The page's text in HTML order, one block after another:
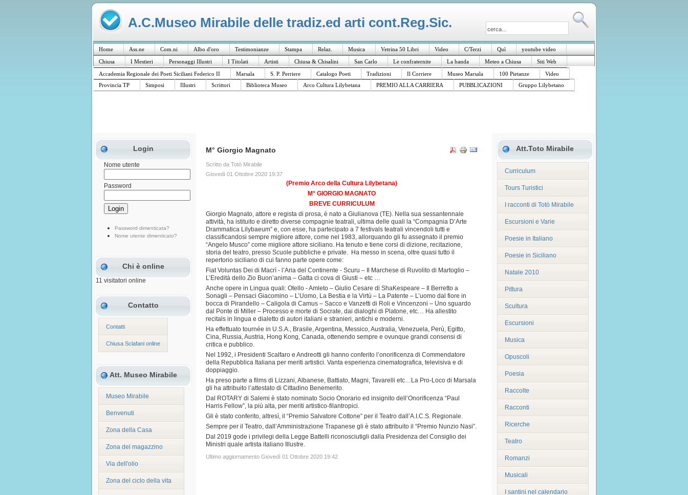
A.C.Museo Mirabile delle tradiz.ed arti cont.Reg.Sic.
Home Ass.ne Com.ni Albo d'oro Testimonianze Stampa Relaz. Musica Vetrina 50 Libri Video C/Terzi Quì
youtube video
Chiusa
I Mestieri Personaggi Illustri I Titolati Artisti Chiusa & Chisalini San Carlo Le confraternite La banda Meteo a Chiusa
Siti Web
Accademia Regionale dei Poeti Siciliani Federico II
Marsala S. P. Perriere Catalogo Poeti Tradizioni Il Corriere Museo Marsala 100 Pietanze
Video
Provincia TP
Simposi Illustri Scrittori Biblioteca Museo Arco Cultura Lilybetana PREMIO ALLA CARRIERA PUBBLICAZIONI Gruppo Lilybetano
Login
Nome utente
Password
Password dimenticata?
Nome utente dimenticato?
Chi è online
11 visitatori online
Contatto
Contatti
Chiusa Sclafani online
Att. Museo Mirabile
Museo Mirabile
Benvenuti
Zona della Casa
Zona del magazzino
Via dell'olio
Zona del ciclo della vita
M° Giorgio Magnato
Scritto da Totò Mirabile
Giovedì 01 Ottobre 2020 19:37
(Premio Arco della Cultura Lilybetana)
M° GIORGIO MAGNATO
BREVE CURRICULUM
Giorgio Magnato, attore e regista di prosa, è nato a Giulianova (TE). Nella sua sessantennale
attività, ha istituito e diretto diverse compagnie teatrali, ultima delle quali la “Compagnia D’Arte
Drammatica Lilybaeum” e, con esse, ha partecipato a 7 festivals teatrali vincendoli tutti e
classificandosi sempre migliore attore, come nel 1983, allorquando gli fu assegnato il premio
“Angelo Musco” come migliore attore siciliano. Ha tenuto e tiene corsi di dizione, recitazione,
storia del teatro, presso Scuole pubbliche e private. Ha messo in scena, oltre quasi tutto il
repertorio siciliano di cui fanno parte opere come:
Fiat Voluntas Dei di Macrì - l’Aria del Continente - Scuru – Il Marchese di Ruvolito di Martoglio –
L’Eredità dello Zio Buon’anima – Gatta ci cova di Giusti – etc …
Anche opere in Lingua quali: Otello - Amleto – Giulio Cesare di ShaKespeare – Il Berretto a
Sonagli – Pensaci Giacomino – L’Uomo, La Bestia e la Virtù – La Patente – L’uomo dal fiore in
bocca di Pirandello – Caligola di Camus – Sacco e Vanzetti di Roli e Vincenzoni – Uno sguardo
dal Ponte di Miller – Processo e morte di Socrate, dai dialoghi di Platone, etc… Ha allestito
recitals in lingua e dialetto di autori italiani e stranieri, antichi e moderni.
Ha effettuato tournée in U.S.A., Brasile, Argentina, Messico, Australia, Venezuela, Perù, Egitto,
Cina, Russia, Austria, Hong Kong, Canada, ottenendo sempre e ovunque grandi consensi di
critica e pubblico.
Nel 1992, i Presidenti Scalfaro e Andreotti gli hanno conferito l’onorificenza di Commendatore
della Repubblica Italiana per meriti artistici. Vanta esperienza cinematografica, televisiva e di
doppiaggio.
Ha preso parte a films di Lizzani, Albanese, Battiato, Magni, Tavarelli etc…La Pro-Loco di Marsala
gli ha attribuito l’attestato di Cittadino Benemerito.
Dal ROTARY di Salemi è stato nominato Socio Onorario ed insignito dell’Onorificenza “Paul
Harris Fellow”, la più alta, per meriti artistico-filantropici.
Gli è stato conferito, altresì, il “Premio Salvatore Cottone” per il Teatro dall’A.I.C.S. Regionale.
Sempre per il Teatro, dall’Amministrazione Trapanese gli è stato attribuito il “Premio Nunzio Nasi”.
Dal 2019 gode i privilegi della Legge Battelli riconosciutigli dalla Presidenza del Consiglio dei
Ministri quale artista italiano Illustre.
Ultimo aggiornamento Giovedì 01 Ottobre 2020 19:42
Att.Toto Mirabile
Curriculum
Tours Turistici
I racconti di Totò Mirabile
Escursioni e Varie
Poesie in Italiano
Poesie in Siciliano
Natale 2010
Pittura
Scultura
Escursioni
Musica
Opuscoli
Poesia
Raccolte
Racconti
Ricerche
Teatro
Romanzi
Musicali
I santini nel calendario